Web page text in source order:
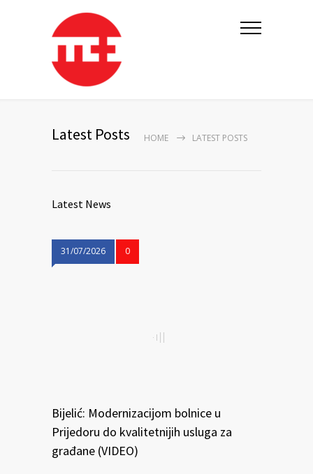
Latest Posts HOME LATEST POSTS
Latest News
31/07/2026 0
Bijelić: Modernizacijom bolnice u
Prijedoru do kvalitetnijih usluga za
građane (VIDEO)